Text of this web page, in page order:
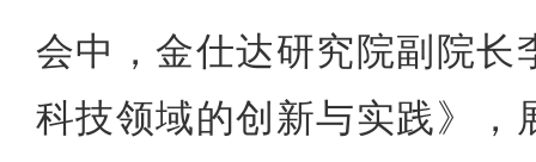
会中，金仕达研究院副院长
科技领域的创新与实践》，